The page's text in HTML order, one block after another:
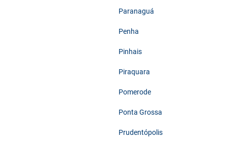
Paranaguá
Penha
Pinhais
Piraquara
Pomerode
Ponta Grossa
Prudentópolis